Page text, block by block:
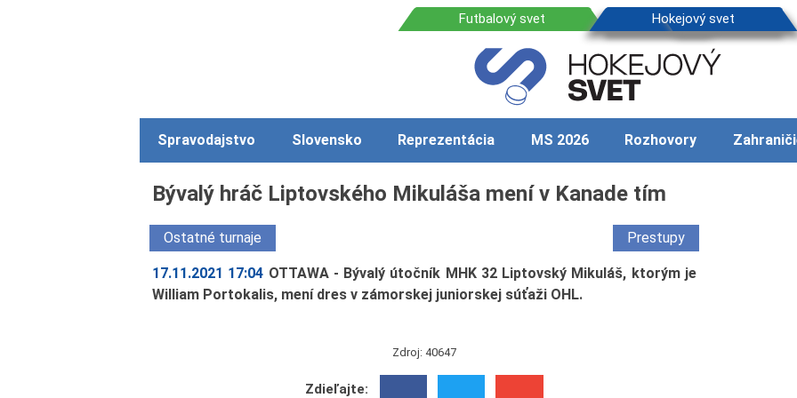
Spravodajstvo Slovensko Reprezentácia MS 2026 Rozhovory
Bývalý hráč Liptovského Mikuláša mení v Kanade tím
Ostatné turnaje Prestupy
17.11.2021 17:04 OTTAWA - Bývalý útočník MHK 32 Liptovský Mikuláš, ktorým je
William Portokalis, mení dres v zámorskej juniorskej súťaži OHL.
Zdroj: 40647
Zdieľajte: